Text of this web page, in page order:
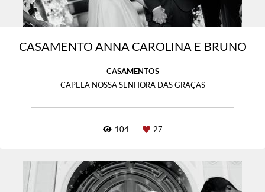
CASAMENTO ANNA CAROLINA E BRUNO
CASAMENTOS
CAPELA NOSSA SENHORA DAS GRAÇAS
104 27